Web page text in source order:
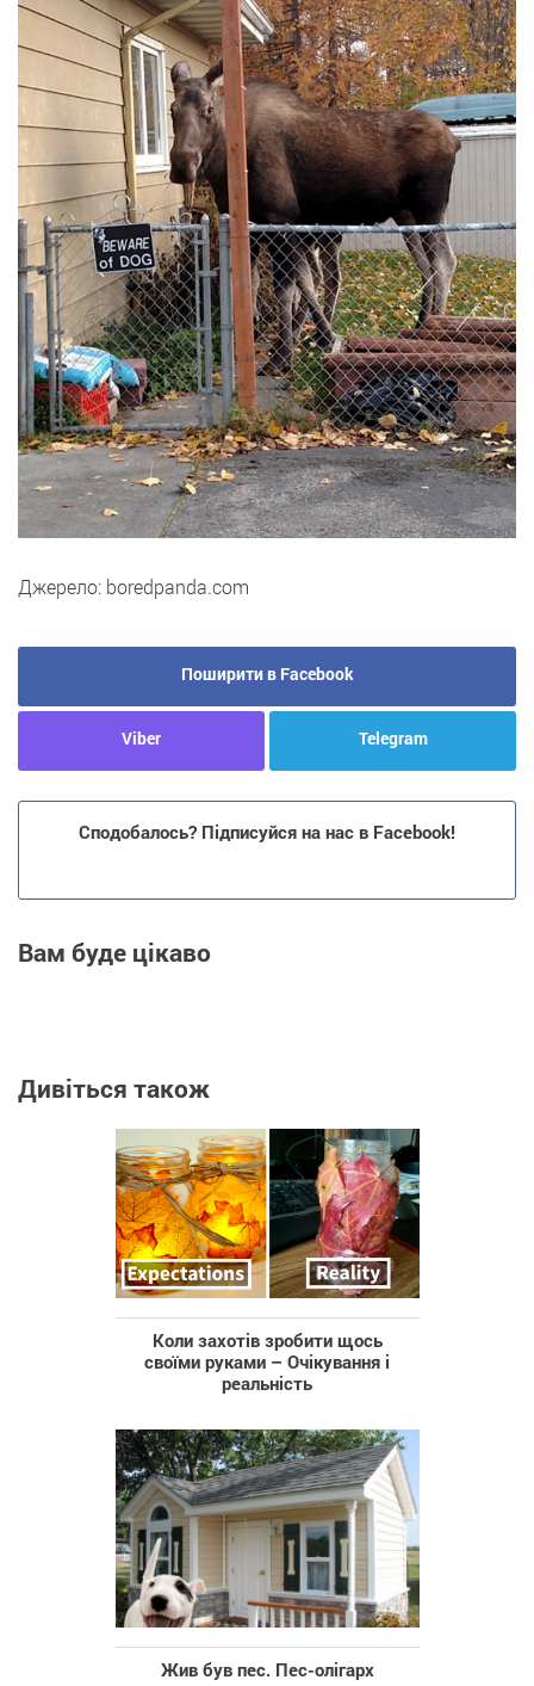
Джерело: boredpanda.com
Поширити в Facebook
Viber Telegram
Сподобалось? Підписуйся на нас в Facebook!
Вам буде цікаво
Дивіться також
Коли захотів зробити щось
своїми руками – Очікування і
реальність
Жив був пес. Пес-олігарх